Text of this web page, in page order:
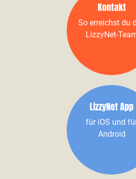
Kontakt
So erreichst du
LizzyNet-
LizzyNet App
für iOS und
Android